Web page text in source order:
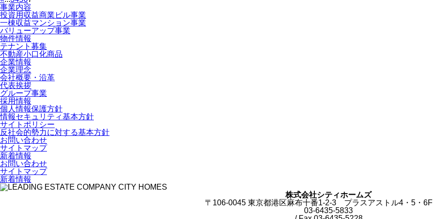
事業内容
投資用収益商業ビル事業
一棟収益マンション事業
バリューアップ事業
物件情報
テナント募集
不動産小口化商品
企業情報
企業理念
会社概要・沿革
代表挨拶
グループ事業
採用情報
個人情報保護方針
情報セキュリティ基本方針
サイトポリシー
反社会的勢力に対する基本方針
お問い合わせ
サイトマップ
新着情報
お問い合わせ
サイトマップ
新着情報
株式会社シティホームズ
〒106-0045 東京都港区麻布十番1-2-3 プラスアストル4・5・
03-6435-5833